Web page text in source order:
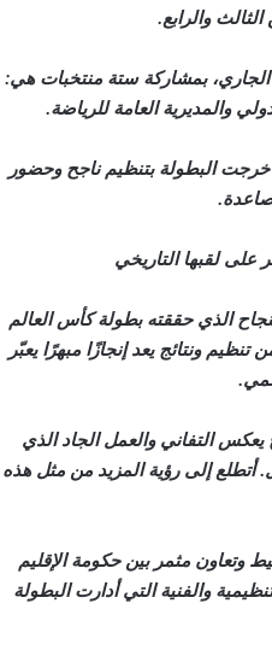
أقيمت لأول مرة في أربيل خلال الفترة من 17 إلى 22 أيلول الجاري، بمشاركة ستة منتخبات هي:
والمديرية العامة للرياضة.
خرجت البطولة بتنظيم ناجح وحضور
صاعدة.
على لقبها التاريخي
الذي حققته بطولة كأس العالم
ونتائج يعد إنجازًا مبهرًا يعبّر
يعكس التفاني والعمل الجاد الذي
إلى رؤية المزيد من مثل هذه
وتعاون مثمر بين حكومة الإقليم
والفنية التي أدارت البطولة